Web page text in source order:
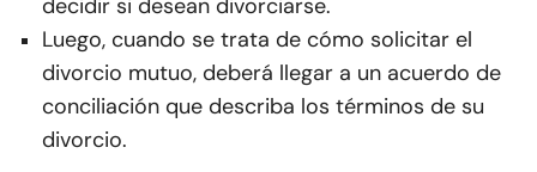
decidir si desean divorciarse.
Luego, cuando se trata de cómo solicitar el
divorcio mutuo, deberá llegar a un acuerdo de
conciliación que describa los términos de su
divorcio.